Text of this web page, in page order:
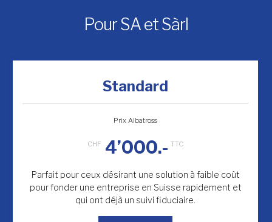
Pour SA et Sàrl
Standard
Prix Albatross
4’000.-
Parfait pour ceux désirant une solution à faible coût
pour fonder une entreprise en Suisse rapidement et
qui ont déjà un suivi fiduciaire.